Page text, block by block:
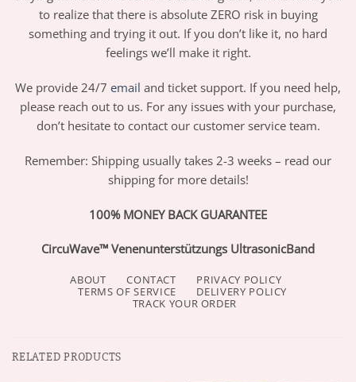
to realize that there is absolute ZERO risk in buying
something and trying it out. If you don’t like it, no hard
feelings we’ll make it right.
We provide 24/7 email and ticket support. If you need help,
please reach out to us. For any issues with your purchase,
don’t hesitate to contact our customer service team.
Remember: Shipping usually takes 2-3 weeks – read our
shipping for more details!
100% MONEY BACK GUARANTEE
CircuWave™ Venenunterstützungs UltrasonicBand
ABOUT CONTACT
PRIVACY POLICY
TERMS OF SERVICE
DELIVERY POLICY
TRACK YOUR ORDER
RELATED PRODUCTS